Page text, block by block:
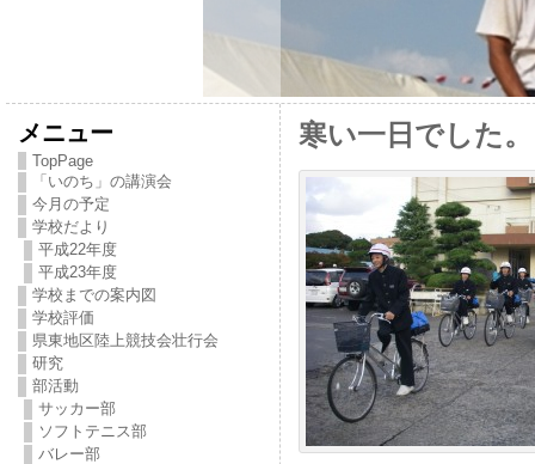
メニュー
TopPage
「いのち」の講演会
今月の予定
学校だより
平成22年度
平成23年度
学校までの案内図
学校評価
県東地区陸上競技会壮行会
研究
部活動
サッカー部
ソフトテニス部
バレー部
寒い一日でした。